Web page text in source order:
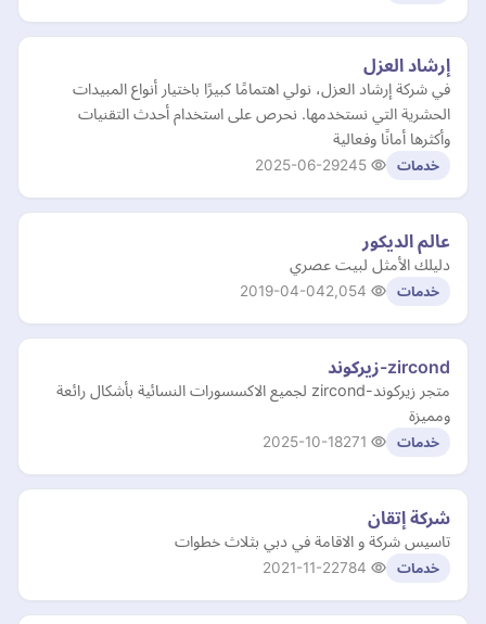
إرشاد العزل
في شركة إرشاد العزل، نولي اهتمامًا كبيرًا باختيار أنواع المبيدات
الحشرية التي نستخدمها. نحرص على استخدام أحدث التقنيات
وأكثرها أمانًا وفعالية
خدمات 2025-06-29
عالم الديكور
دليلك الأمثل لبيت عصري
خدمات 2019-04-04
zircond-زيركوند
متجر زيركوند-zircond لجميع الاكسسورات النسائية بأشكال رائعة
ومميزة
خدمات 2025-10-18
شركة إتقان
تاسيس شركة و الاقامة في دبي بثلاث خطوات
خدمات 2021-11-22